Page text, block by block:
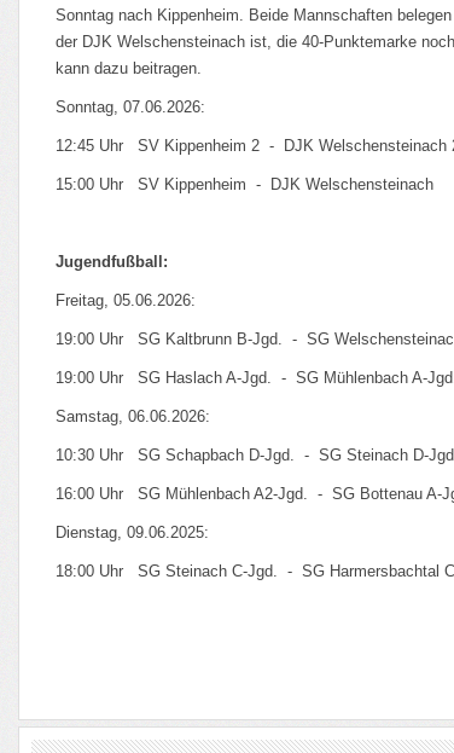
Sonntag nach Kippenheim. Beide Mannschaften
der DJK Welschensteinach ist, die 40-Punktemarke
kann dazu beitragen.
Sonntag, 07.06.2026:
12:45 Uhr SV Kippenheim 2 - DJK Welschensteinach
15:00 Uhr SV Kippenheim - DJK Welschensteinach
Jugendfußball:
Freitag, 05.06.2026:
19:00 Uhr SG Kaltbrunn B-Jgd. - SG
19:00 Uhr SG Haslach A-Jgd. - SG Mühlenbach A-
Samstag, 06.06.2026:
10:30 Uhr SG Schapbach D-Jgd. - SG Steinach D-
16:00 Uhr SG Mühlenbach A2-Jgd. - SG Bottenau A-
Dienstag, 09.06.2025:
18:00 Uhr SG Steinach C-Jgd. - SG Harmersbachtal